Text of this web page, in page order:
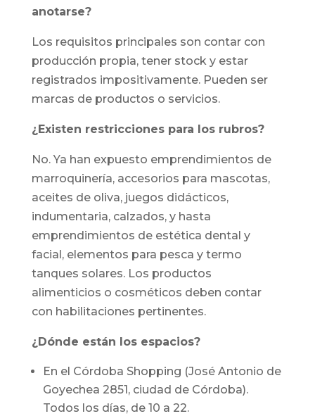
anotarse?
Los requisitos principales son contar con
producción propia, tener stock y estar
registrados impositivamente. Pueden ser
marcas de productos o servicios.
¿Existen restricciones para los rubros?
No. Ya han expuesto emprendimientos de
marroquinería, accesorios para mascotas,
aceites de oliva, juegos didácticos,
indumentaria, calzados, y hasta
emprendimientos de estética dental y
facial, elementos para pesca y termo
tanques solares. Los productos
alimenticios o cosméticos deben contar
con habilitaciones pertinentes.
¿Dónde están los espacios?
En el Córdoba Shopping (José Antonio de
Goyechea 2851, ciudad de Córdoba).
Todos los días, de 10 a 22.